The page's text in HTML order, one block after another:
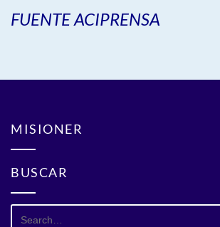
FUENTE ACIPRENSA
MISIONER
BUSCAR
Search